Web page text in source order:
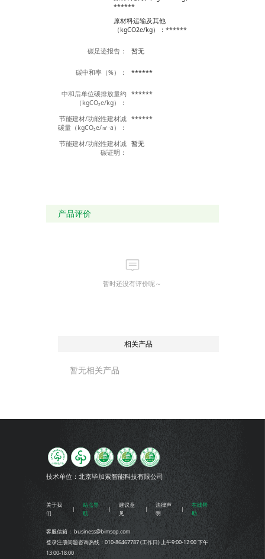
******
原材料运输及其他
（kgCO2e/kg）：******
碳足迹报告： 暂无
碳中和率（%）： ******
中和后单位碳排放量约
（kgCO₂e/kg）：
******
节能建材/功能性建材减
碳量（kgCO₂e/㎡·a）：
******
节能建材/功能性建材减
碳证明：
暂无
产品评价
暂时还没有评价呢～
相关产品
暂无相关产品
技术单位：北京毕加索智能科技有限公司
关于我
们
站点导
航
建议意
见
法律声
明
在线帮
助
客服信箱： business@bimsop.com
登录注册问题咨询热线：010-86467787 (工作日) 上午9:00-12:00 下午
13:00-18:00